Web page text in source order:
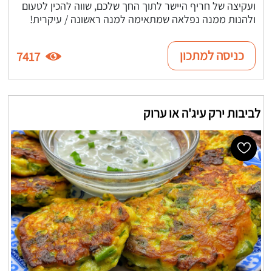
ועקיצה של חריף היישר לתוך החך שלכם, שווה להכין לטעום
ולהנות ממנה נפלאה שמתאימה למנה ראשונה / עיקרית!
כניסה למתכון 7417
לביבות ירק עיג'ה או ערוק